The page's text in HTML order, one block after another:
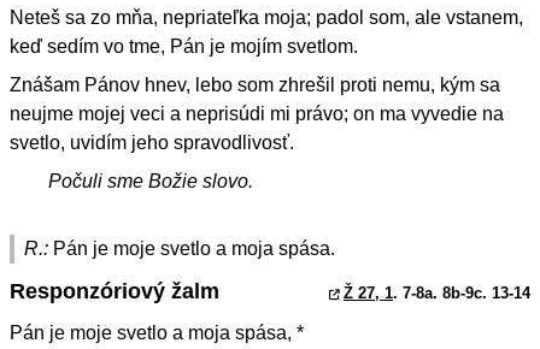
Neteš sa zo mňa, nepriateľka moja; padol som, ale vstanem,
keď sedím vo tme, Pán je mojím svetlom.
Znášam Pánov hnev, lebo som zhrešil proti nemu, kým sa
neujme mojej veci a neprisúdi mi právo; on ma vyvedie na
svetlo, uvidím jeho spravodlivosť.
Počuli sme Božie slovo.
R.: Pán je moje svetlo a moja spása.
Responzóriový žalm Ž 27, 1. 7-8a. 8b-9c. 13-14
Pán je moje svetlo a moja spása, *